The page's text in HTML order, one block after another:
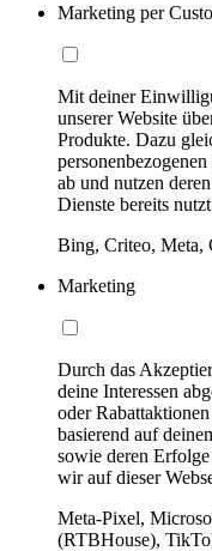
Marketing per
Mit deiner
unserer Website
Produkte. Dazu
ab und nutzen
Dienste bereits
Bing, Criteo, Meta,
Marketing
Durch das
deine Interessen
oder
basierend auf
sowie deren
wir auf dieser
Meta-Pixel,
(RTBHouse),